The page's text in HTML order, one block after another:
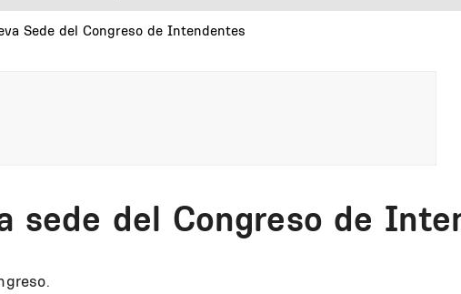
Sede del Congreso de Intendentes
sede del Congreso de